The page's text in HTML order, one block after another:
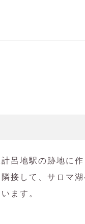
計呂地駅の跡地に
接して、サロマ
ます。